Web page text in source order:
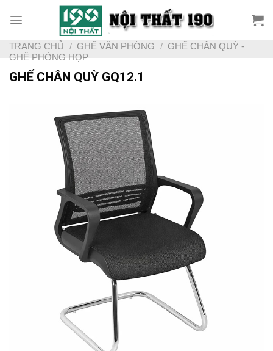
TRANG CHỦ / GHẾ VĂN PHÒNG / GHẾ CHÂN QUỲ -
GHẾ PHÒNG HỌP
GHẾ CHÂN QUỲ GQ12.1